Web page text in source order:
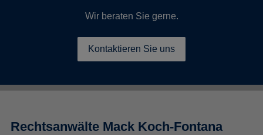
Wir beraten Sie gerne.
Kontaktieren Sie uns
Rechtsanwälte Mack Koch-Fontana